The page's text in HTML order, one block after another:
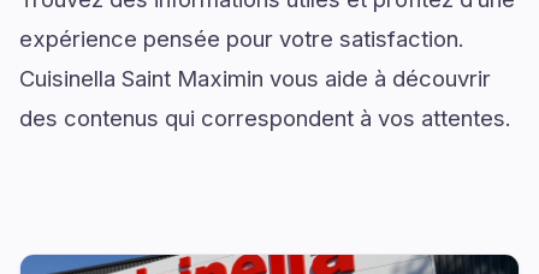
expérience pensée pour votre satisfaction.
Cuisinella Saint Maximin vous aide à découvrir
des contenus qui correspondent à vos attentes.